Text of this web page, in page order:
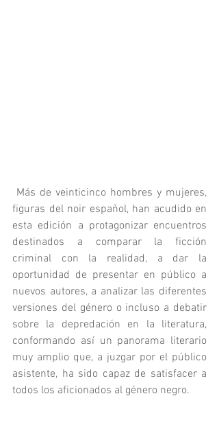
figuras del noir español, han acudido en
esta edición a protagonizar encuentros
destinados a comparar la ficción
criminal con la realidad, a dar la
oportunidad de presentar en público a
nuevos autores, a analizar las diferentes
versiones del género o incluso a debatir
sobre la depredación en la literatura,
conformando así un panorama literario
muy amplio que, a juzgar por el público
asistente, ha sido capaz de satisfacer a
todos los aficionados al género negro.